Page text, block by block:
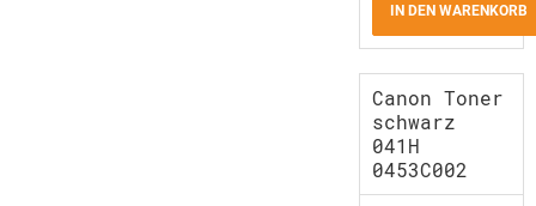
IN DEN WARENKORB
Canon Toner
schwarz
041H
0453C002